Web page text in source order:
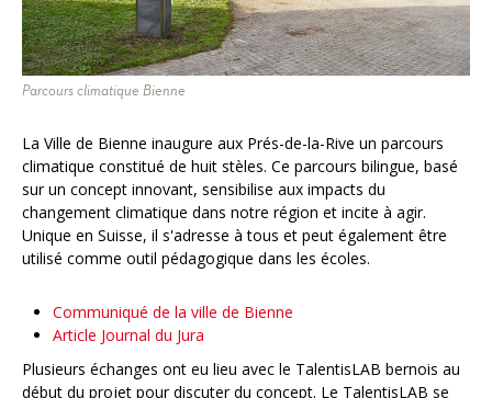
Parcours climatique Bienne
La Ville de Bienne inaugure aux Prés-de-la-Rive un parcours
climatique constitué de huit stèles. Ce parcours bilingue, basé
sur un concept innovant, sensibilise aux impacts du
changement climatique dans notre région et incite à agir.
Unique en Suisse, il s'adresse à tous et peut également être
utilisé comme outil pédagogique dans les écoles.
Communiqué de la ville de Bienne
Article Journal du Jura
Plusieurs échanges ont eu lieu avec le TalentisLAB bernois au
début du projet pour discuter du concept. Le TalentisLAB se